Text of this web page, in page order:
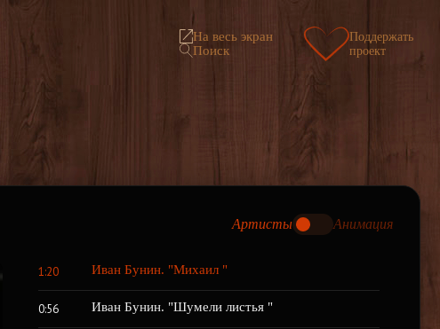
На весь экран
Поиск
Поддержать
проект
Артисты Анимация
1:20 Иван Бунин. "Михаил "
0:56 Иван Бунин. "Шумели листья "